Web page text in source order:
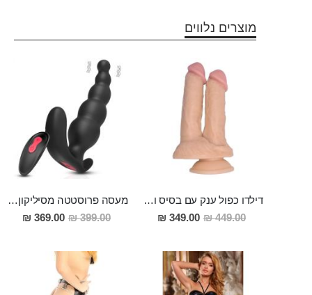
מוצרים נלווים
דילדו כפול ענק עם בסיס ואקום Kuan Ti
449.00 ₪
מחיר
מבצע
349.00 ₪
מעסה פרוסטטה מסיליקון רפואי עם שלט לגירוי עמוק וחזק Dipper
399.00 ₪
מחיר
מבצע
369.00 ₪